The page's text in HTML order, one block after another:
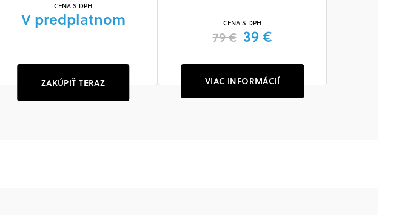
CENA S DPH
V predplatnom
ZAKÚPIŤ TERAZ
CENA S DPH
79 € 39 €
VIAC INFORMÁCIÍ
spracovaním osobných údajov v súlade so
osobných údajov